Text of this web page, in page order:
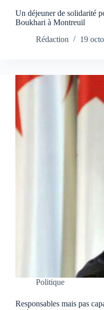
Un déjeuner de solidarité
Boukhari à Montreuil
Rédaction
19
Politique
Responsables mais pas